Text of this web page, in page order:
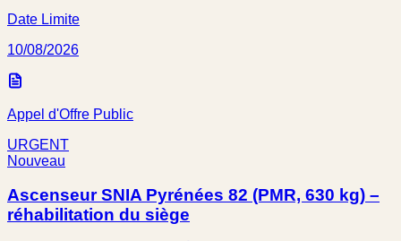
Date Limite
10/08/2026
Appel d'Offre Public
URGENT
Nouveau
Ascenseur SNIA Pyrénées 82 (PMR, 630 kg) –
réhabilitation du siège